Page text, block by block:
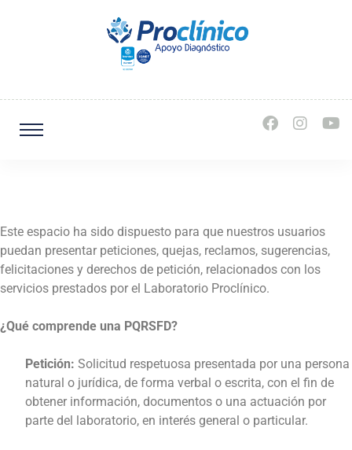
Este espacio ha sido dispuesto para que nuestros usuarios
puedan presentar peticiones, quejas, reclamos, sugerencias,
felicitaciones y derechos de petición, relacionados con los
servicios prestados por el Laboratorio Proclínico.
¿Qué comprende una PQRSFD?
Petición: Solicitud respetuosa presentada por una persona
natural o jurídica, de forma verbal o escrita, con el fin de
obtener información, documentos o una actuación por
parte del laboratorio, en interés general o particular.